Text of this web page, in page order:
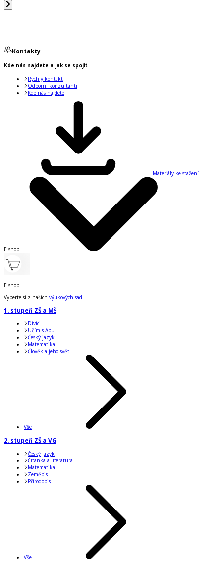
Kontakty
Kde nás najdete a jak se spojit
Rychlý kontakt
Odborní konzultanti
Kde nás najdete
Materiály ke stažení
E-shop
E-shop
Vyberte si z našich výukových sad.
1. stupeň ZŠ a MŠ
Divíci
Učím s Apu
Český jazyk
Matematika
Člověk a jeho svět
Vše
2. stupeň ZŠ a VG
Český jazyk
Čítanka a literatura
Matematika
Zeměpis
Přírodopis
Vše